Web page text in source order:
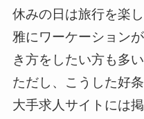
休みの日は旅行を楽
雅にワーケーション
き方をしたい方も多い
ただし、こうした好
大手求人サイトには